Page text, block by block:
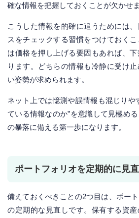
確な情報を把握しておくことが欠かせま
こうした情報を的確に追うためには
スをチェックする習慣をつけておく
は価格を押し上げる要因もあれば、
ります。どちらの情報も冷静に受け
い姿勢が求められます。
ネット上では憶測や誤情報も混じりや
ている情報なのか”を意識して見極め
の暴落に備える第一歩になります。
ポートフォリオを定期的に見
備えておくべきことの2つ目は、ポー
の定期的な見直しです。保有する資